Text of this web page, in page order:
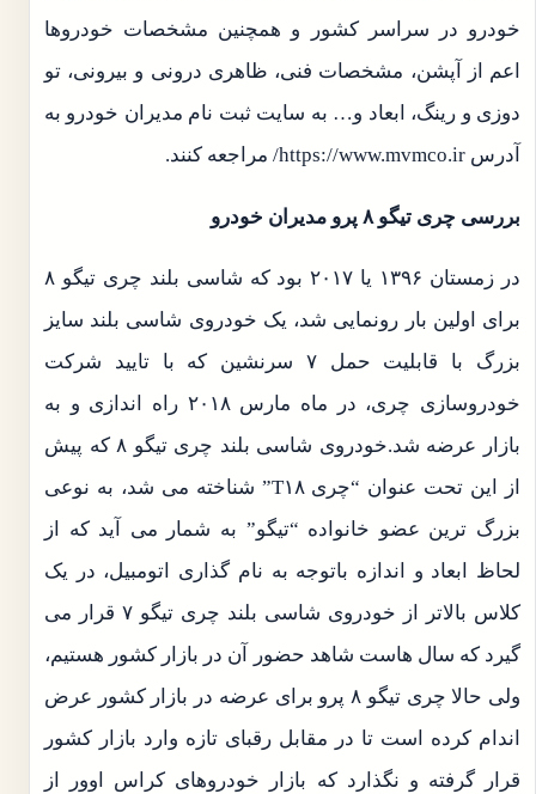
خودرو در سراسر کشور و همچنین مشخصات خودروها
اعم از آپشن، مشخصات فنی، ظاهری درونی و بیرونی، تو
دوزی و رینگ، ابعاد و… به سایت ثبت نام مدیران خودرو به
آدرس https://www.mvmco.ir/ مراجعه کنند.
بررسی چری تیگو ۸ پرو مدیران خودرو
در زمستان ۱۳۹۶ یا ۲۰۱۷ بود که شاسی بلند چری تیگو ۸
برای اولین بار رونمایی شد، یک خودروی شاسی بلند سایز
بزرگ با قابلیت حمل ۷ سرنشین که با تایید شرکت
خودروسازی چری، در ماه مارس ۲۰۱۸ راه اندازی و به
بازار عرضه شد.خودروی شاسی بلند چری تیگو ۸ که پیش
از این تحت عنوان “چری T۱۸” شناخته می ‌شد، به نوعی
بزرگ‌ ترین عضو خانواده “تیگو” به شمار می ‌آید که از
لحاظ ابعاد و اندازه باتوجه به نام گذاری اتومبیل، در یک
کلاس بالاتر از خودروی شاسی بلند چری تیگو ۷ قرار می
‌گیرد که سال هاست شاهد حضور آن در بازار کشور هستیم،
ولی حالا چری تیگو ۸ پرو برای عرضه در بازار کشور عرض
اندام کرده است تا در مقابل رقبای تازه وارد بازار کشور
قرار گرفته و نگذارد که بازار خودروهای کراس اوور از